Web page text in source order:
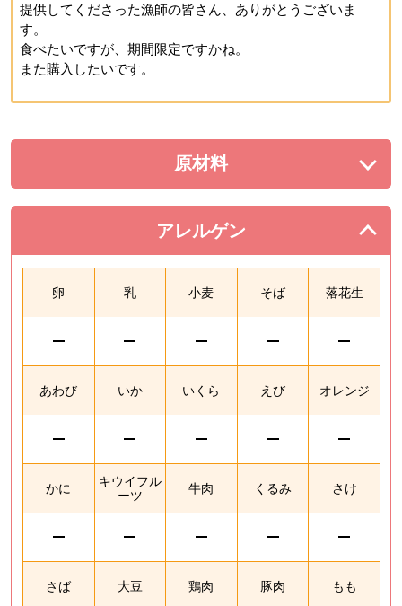
提供してくださった漁師の皆さん、ありがとうございま
す。
食べたいですが、期間限定ですかね。
また購入したいです。
原材料を展開する。
アレルゲン
を閉じる。
卵 乳 小麦 そば 落花生
あわび いか いくら えび オレンジ
かに
キウイフル
ーツ
牛肉 くるみ さけ
さば 大豆 鶏肉 豚肉 もも